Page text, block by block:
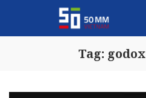
Tag: